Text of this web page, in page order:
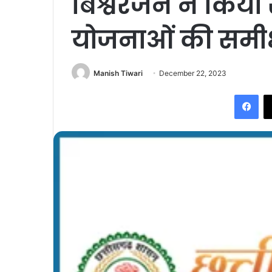
योजनाओं की
Manish Tiwari December 22, 2023